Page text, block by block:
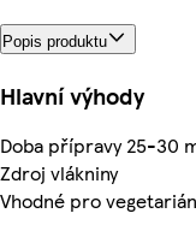
Popis produktu
Hlavní výhody
Doba přípravy 25-30
Zdroj vlákniny
Vhodné pro